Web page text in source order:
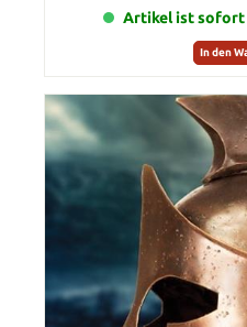
Artikel ist sofort
In den